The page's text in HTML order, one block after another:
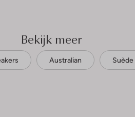
Bekijk meer
Australian Suède